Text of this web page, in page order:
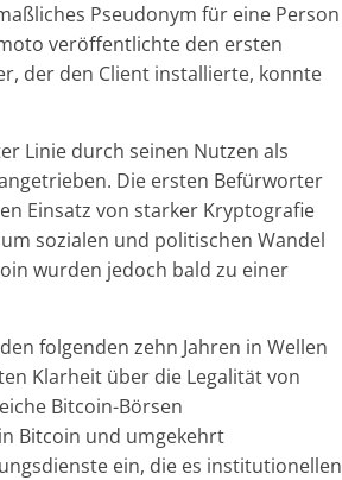
Pseudonym für eine Person
veröffentlichte den ersten
der den Client installierte, konnte
Linie durch seinen Nutzen als
Die ersten Befürworter
Einsatz von starker Kryptografie
sozialen und politischen Wandel
wurden jedoch bald zu einer
folgenden zehn Jahren in Wellen
Klarheit über die Legalität von
Bitcoin-Börsen
Bitcoin und umgekehrt
ein, die es institutionellen